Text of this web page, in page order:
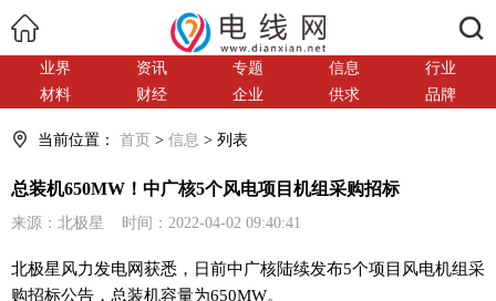
业界 资讯 专题 信息
行业
材料
财经 企业 供求 品牌
当前位置： 首页 > 信息 > 列表
总装机650MW！中广核5个风电项目机组采购招标
来源：北极星 时间：2022-04-02 09:40:41
北极星风力发电网获悉，日前中广核陆续发布5个项目风电机组采
购招标公告，总装机容量为650MW。